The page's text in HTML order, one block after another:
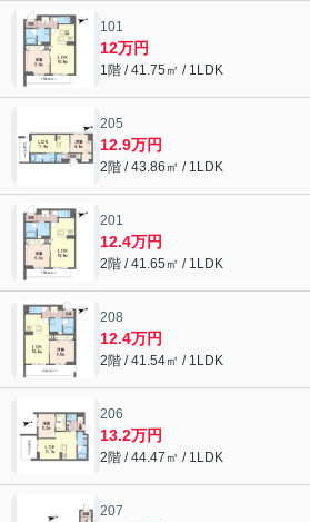
101
12万円
1階 / 41.75㎡ / 1LDK
205
12.9万円
2階 / 43.86㎡ / 1LDK
201
12.4万円
2階 / 41.65㎡ / 1LDK
208
12.4万円
2階 / 41.54㎡ / 1LDK
206
13.2万円
2階 / 44.47㎡ / 1LDK
207